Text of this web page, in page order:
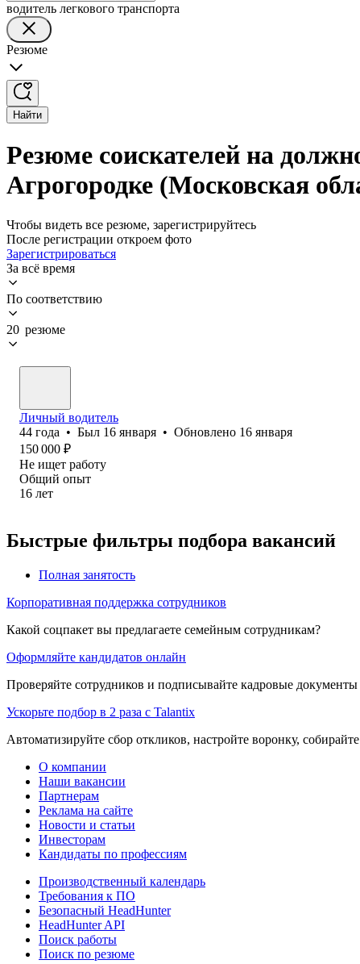
водитель легкового транспорта
Резюме
Найти
Резюме соискателей на
Агрогородке (Московская
Чтобы видеть все резюме, зарегистрируйтесь
После регистрации откроем фото
Зарегистрироваться
За всё время
По соответствию
20 резюме
Личный водитель
44 года • Был 16 января • Обновлено 16 января
150 000 ₽
Не ищет работу
Общий опыт
16 лет
Быстрые фильтры подбора вакансий
Полная занятость
Корпоративная поддержка сотрудников
Какой соцпакет вы предлагаете семейным сотрудникам?
Оформляйте кандидатов онлайн
Проверяйте сотрудников и подписывайте кадровые
Ускорьте подбор в 2 раза с Talantix
Автоматизируйте сбор откликов, настройте воронку,
О компании
Наши вакансии
Партнерам
Реклама на сайте
Новости и статьи
Инвесторам
Кандидаты по профессиям
Производственный календарь
Требования к ПО
Безопасный HeadHunter
HeadHunter API
Поиск работы
Поиск по резюме